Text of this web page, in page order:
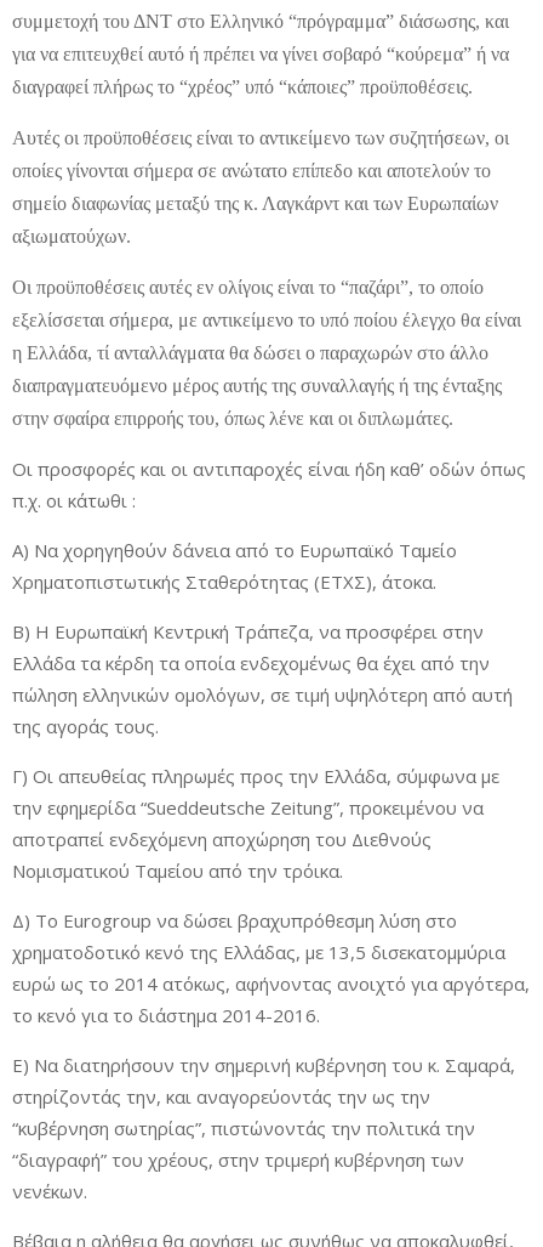
συμμετοχή του ΔΝΤ στο Ελληνικό “πρόγραμμα” διάσωσης, και
για να επιτευχθεί αυτό ή πρέπει να γίνει σοβαρό “κούρεμα” ή να
διαγραφεί πλήρως το “χρέος” υπό “κάποιες” προϋποθέσεις.
Αυτές οι προϋποθέσεις είναι το αντικείμενο των συζητήσεων, οι
οποίες γίνονται σήμερα σε ανώτατο επίπεδο και αποτελούν το
σημείο διαφωνίας μεταξύ της κ. Λαγκάρντ και των Ευρωπαίων
αξιωματούχων.
Οι προϋποθέσεις αυτές εν ολίγοις είναι το “παζάρι”, το οποίο
εξελίσσεται σήμερα, με αντικείμενο το υπό ποίου έλεγχο θα είναι
η Ελλάδα, τί ανταλλάγματα θα δώσει ο παραχωρών στο άλλο
διαπραγματευόμενο μέρος αυτής της συναλλαγής ή της ένταξης
στην σφαίρα επιρροής του, όπως λένε και οι διπλωμάτες.
Οι προσφορές και οι αντιπαροχές είναι ήδη καθ’ οδών όπως
π.χ. οι κάτωθι :
Α) Να χορηγηθούν δάνεια από το Ευρωπαϊκό Ταμείο
Χρηματοπιστωτικής Σταθερότητας (ΕΤΧΣ), άτοκα.
Β) Η Ευρωπαϊκή Κεντρική Τράπεζα, να προσφέρει στην
Ελλάδα τα κέρδη τα οποία ενδεχομένως θα έχει από την
πώληση ελληνικών ομολόγων, σε τιμή υψηλότερη από αυτή
της αγοράς τους.
Γ) Οι απευθείας πληρωμές προς την Ελλάδα, σύμφωνα με
την εφημερίδα “Sueddeutsche Zeitung”, προκειμένου να
αποτραπεί ενδεχόμενη αποχώρηση του Διεθνούς
Νομισματικού Ταμείου από την τρόικα.
Δ) Το Eurogroup να δώσει βραχυπρόθεσμη λύση στο
χρηματοδοτικό κενό της Ελλάδας, με 13,5 δισεκατομμύρια
ευρώ ως το 2014 ατόκως, αφήνοντας ανοιχτό για αργότερα,
το κενό για το διάστημα 2014-2016.
Ε) Να διατηρήσουν την σημερινή κυβέρνηση του κ. Σαμαρά,
στηρίζοντάς την, και αναγορεύοντάς την ως την
“κυβέρνηση σωτηρίας”, πιστώνοντάς την πολιτικά την
“διαγραφή” του χρέους, στην τριμερή κυβέρνηση των
νενέκων.
Βέβαια η αλήθεια θα αργήσει ως συνήθως να αποκαλυφθεί,